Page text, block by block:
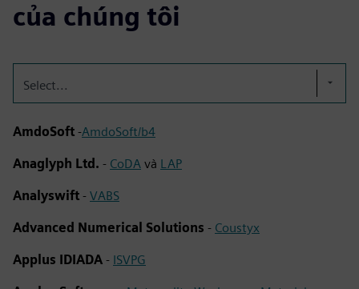
của chúng tôi
Select...
AmdoSoft -AmdoSoft/b4
Anaglyph Ltd. - CoDA và LAP
Analyswift - VABS
Advanced Numerical Solutions - Coustyx
Applus IDIADA - ISVPG